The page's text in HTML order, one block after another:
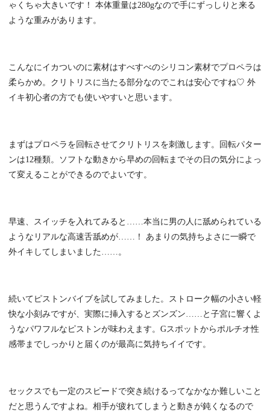
ゃくちゃ大きいです！ 本体重量は280gなので手にずっしりと来る
ような重みがあります。
こんなにイカついのに素材はすべすべのシリコン素材でプロペラは
柔らかめ。クリトリスに当たる部分なのでこれは安心ですね♡ 外
イキ初心者の方でも使いやすいと思います。
まずはプロペラを回転させてクリトリスを刺激します。回転パター
ンは12種類。ソフトな動きから早めの回転までその日の気分によっ
て変えることができるのでよいです。
早速、スイッチを入れてみると……本当に男の人に舐められている
ようなリアルな高速舌舐めが……！ あまりの気持ちよさに一瞬で
外イキしてしまいました……。
続いてピストンバイブを試してみました。ストローク幅の小さい軽
快な小刻みですが、実際に挿入するとズンズン……と子宮に響くよ
うなパワフルなピストンが味わえます。Gスポットからポルチオ性
感帯までしっかりと届くのが最高に気持ちイイです。
セックスでも一定のスピードで突き続けるってなかなか難しいこと
だと思うんですよね。相手が疲れてしまうと動きが鈍くなるので